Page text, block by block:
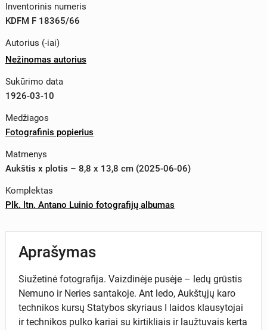
Inventorinis numeris
KDFM F 18365/66
Autorius (-iai)
Nežinomas autorius
Sukūrimo data
1926-03-10
Medžiagos
Fotografinis popierius
Matmenys
Aukštis x plotis – 8,8 x 13,8 cm (2025-06-06)
Komplektas
Plk. ltn. Antano Luinio fotografijų albumas
Aprašymas
Siužetinė fotografija. Vaizdinėje pusėje – ledų grūstis
Nemuno ir Neries santakoje. Ant ledo, Aukštųjų karo
technikos kursų Statybos skyriaus I laidos klausytojai
ir technikos pulko kariai su kirtikliais ir laužtuvais kerta